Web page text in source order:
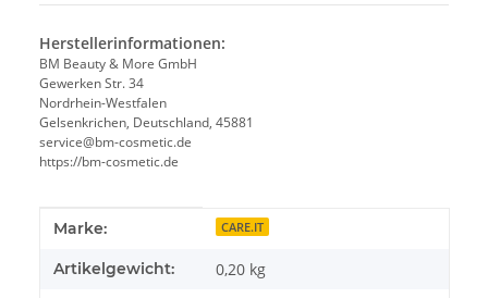
Herstellerinformationen:
BM Beauty & More GmbH
Gewerken Str. 34
Nordrhein-Westfalen
Gelsenkrichen, Deutschland, 45881
service@bm-cosmetic.de
https://bm-cosmetic.de
Produkteigenschaft
Wert
Marke: CARE.IT
Artikelgewicht: 0,20 kg